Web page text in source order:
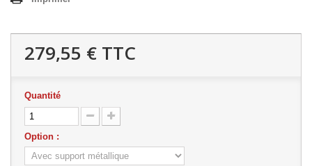
279,55 € TTC
Quantité
Option :